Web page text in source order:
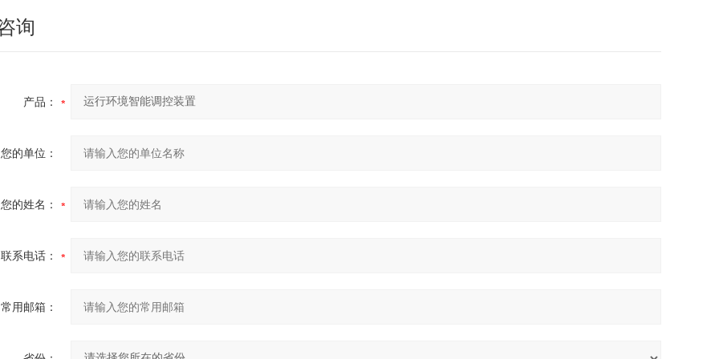
询
产品：
您的单位：
您的姓名：
联系电话：
常用邮箱：